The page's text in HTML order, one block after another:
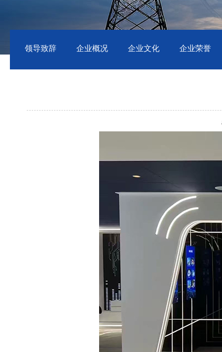
领导致辞 企业概况 企业文化 企业荣誉